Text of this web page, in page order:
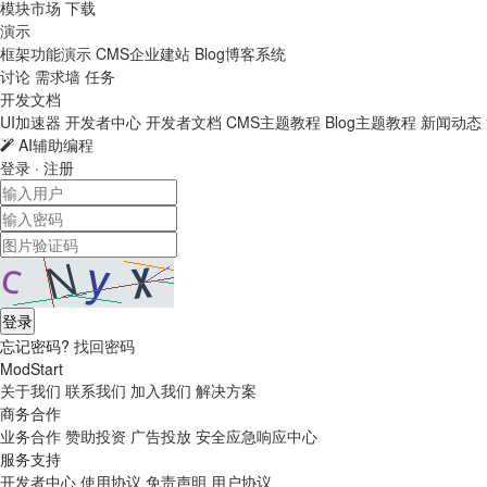
模块市场 下载
演示
框架功能演示 CMS企业建站 Blog博客系统
讨论 需求墙 任务
开发文档
UI加速器 开发者中心 开发者文档 CMS主题教程 Blog主题教程 新闻动态
AI辅助编程
登录 · 注册
登录
忘记密码? 找回密码
ModStart
关于我们 联系我们 加入我们 解决方案
商务合作
业务合作 赞助投资 广告投放 安全应急响应中心
服务支持
开发者中心 使用协议 免责声明 用户协议